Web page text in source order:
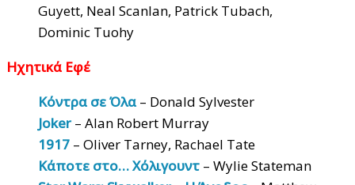
Guyett, Neal Scanlan, Patrick Tubach,
Dominic Tuohy
Ηχητικά Εφέ
Κόντρα σε Όλα – Donald Sylvester
Joker – Alan Robert Murray
1917 – Oliver Tarney, Rachael Tate
Κάποτε στο… Χόλιγουντ – Wylie Stateman